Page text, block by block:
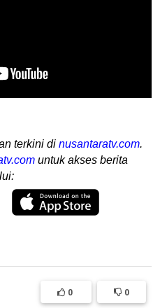
terkini di nusantaratv.com.
untuk akses berita
0 0